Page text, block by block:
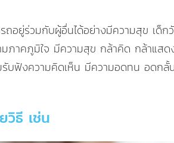
ถอยู่ร่วมกับผู้อื่นได้อย่างมีความสุข เด็
าคภูมิใจ มีความสุข กล้าคิด กล้าแสด
ฟังความคิดเห็น มีความอดทน อดกลั้
วิธี เช่น